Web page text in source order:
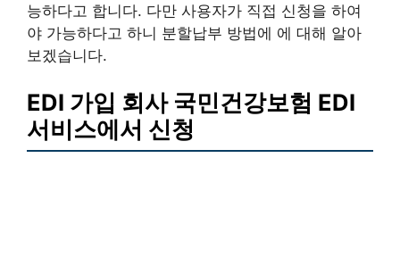
능하다고 합니다. 다만 사용자가 직접 신청을 하여
야 가능하다고 하니 분할납부 방법에 에 대해 알아
보겠습니다.
EDI 가입 회사 국민건강보험 EDI
서비스에서 신청